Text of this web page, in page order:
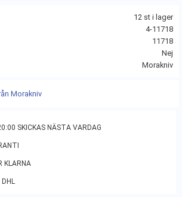
12 st i lager
4-11718
11718
Nej
Morakniv
Morakniv
SKICKAS NÄSTA VARDAG
KLARNA
DHL